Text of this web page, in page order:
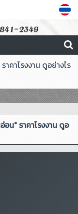
คาโรงงาน ดูอย่างไร
น" ราคาโรงงาน ดูอ